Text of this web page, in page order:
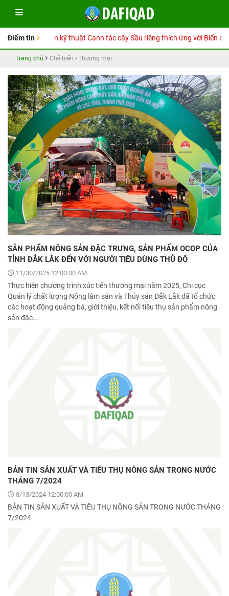
Điểm tin
Hướng dẫn kỹ thuật Canh tác cây Sầu riêng thích ứng với Biến đổi
Trang chủ Chế biến - Thương mại
SẢN PHẨM NÔNG SẢN ĐẶC TRƯNG, SẢN PHẨM OCOP CỦA
TỈNH ĐẮK LẮK ĐẾN VỚI NGƯỜI TIÊU DÙNG THỦ ĐÔ
11/30/2025 12:00:00 AM
Thực hiện chương trình xúc tiến thương mại năm 2025, Chi cục
Quản lý chất lượng Nông lâm sản và Thủy sản Đắk Lắk đã tổ chức
các hoạt động quảng bá, giới thiệu, kết nối tiêu thụ sản phẩm nông
sản đặc...
BẢN TIN SẢN XUẤT VÀ TIÊU THỤ NÔNG SẢN TRONG NƯỚC
THÁNG 7/2024
8/13/2024 12:00:00 AM
BẢN TIN SẢN XUẤT VÀ TIÊU THỤ NÔNG SẢN TRONG NƯỚC THÁNG
7/2024